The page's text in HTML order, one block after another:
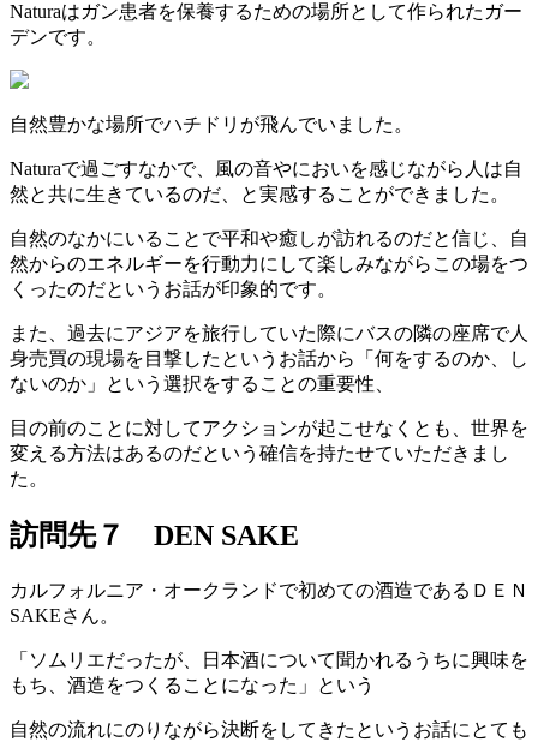
Naturaはガン患者を保養するための場所として作られたガー
デンです。
自然豊かな場所でハチドリが飛んでいました。
Naturaで過ごすなかで、風の音やにおいを感じながら人は自
然と共に生きているのだ、と実感することができました。
自然のなかにいることで平和や癒しが訪れるのだと信じ、自
然からのエネルギーを行動力にして楽しみながらこの場をつ
くったのだというお話が印象的です。
また、過去にアジアを旅行していた際にバスの隣の座席で人
身売買の現場を目撃したというお話から「何をするのか、し
ないのか」という選択をすることの重要性、
目の前のことに対してアクションが起こせなくとも、世界を
変える方法はあるのだという確信を持たせていただきまし
た。
訪問先７ DEN SAKE
カルフォルニア・オークランドで初めての酒造であるＤＥＮ
SAKEさん。
「ソムリエだったが、日本酒について聞かれるうちに興味を
もち、酒造をつくることになった」という
自然の流れにのりながら決断をしてきたというお話にとても